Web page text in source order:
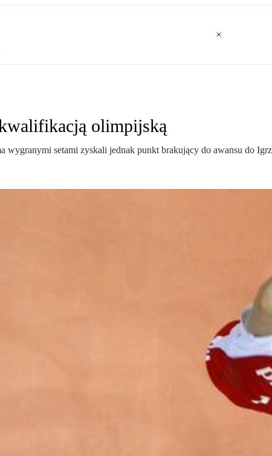
olimpijską
wygranymi setami zyskali jednak punkt brakujący do awansu do